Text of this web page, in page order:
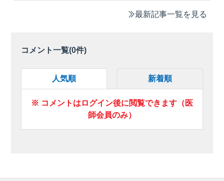
最新記事一覧を見る
コメント一覧(0件)
人気順 新着順
※ コメントはログイン後に閲覧できます（医
師会員のみ）